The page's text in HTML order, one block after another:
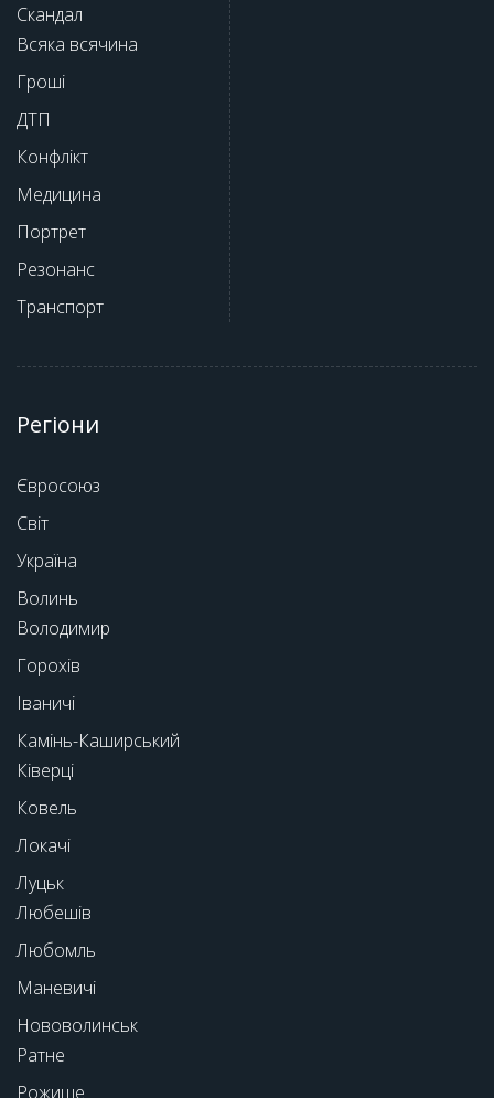
Скандал
Всяка всячина
Гроші
ДТП
Конфлікт
Медицина
Портрет
Резонанс
Транспорт
Регіони
Євросоюз
Світ
Україна
Волинь
Володимир
Горохів
Іваничі
Камінь-Каширський
Ківерці
Ковель
Локачі
Луцьк
Любешів
Любомль
Маневичі
Нововолинськ
Ратне
Рожище